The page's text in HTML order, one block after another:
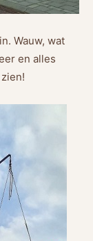
Wauw, wat
en alles